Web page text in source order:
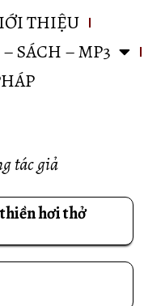
THIỆU
SÁCH – MP3
tác giả
hơi thở